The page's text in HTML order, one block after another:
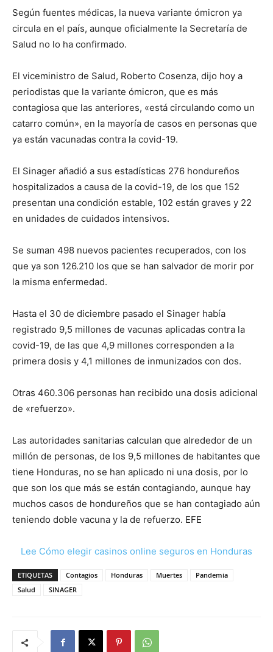
Según fuentes médicas, la nueva variante ómicron ya
circula en el país, aunque oficialmente la Secretaría de
Salud no lo ha confirmado.
El viceministro de Salud, Roberto Cosenza, dijo hoy a
periodistas que la variante ómicron, que es más
contagiosa que las anteriores, «está circulando como un
catarro común», en la mayoría de casos en personas que
ya están vacunadas contra la covid-19.
El Sinager añadió a sus estadísticas 276 hondureños
hospitalizados a causa de la covid-19, de los que 152
presentan una condición estable, 102 están graves y 22
en unidades de cuidados intensivos.
Se suman 498 nuevos pacientes recuperados, con los
que ya son 126.210 los que se han salvador de morir por
la misma enfermedad.
Hasta el 30 de diciembre pasado el Sinager había
registrado 9,5 millones de vacunas aplicadas contra la
covid-19, de las que 4,9 millones corresponden a la
primera dosis y 4,1 millones de inmunizados con dos.
Otras 460.306 personas han recibido una dosis adicional
de «refuerzo».
Las autoridades sanitarias calculan que alrededor de un
millón de personas, de los 9,5 millones de habitantes que
tiene Honduras, no se han aplicado ni una dosis, por lo
que son los que más se están contagiando, aunque hay
muchos casos de hondureños que se han contagiado aún
teniendo doble vacuna y la de refuerzo. EFE
Lee Cómo elegir casinos online seguros en Honduras
ETIQUETAS Contagios Honduras Muertes
Pandemia
Salud
SINAGER